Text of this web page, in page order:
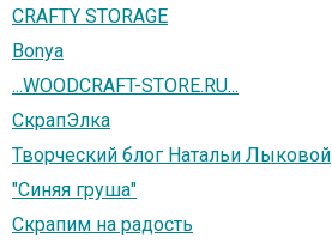
CRAFTY STORAGE
Bonya
...WOODCRAFT-STORE.RU...
СкрапЭлка
Творческий блог Натальи Лыковой
"Синяя груша"
Скрапим на радость